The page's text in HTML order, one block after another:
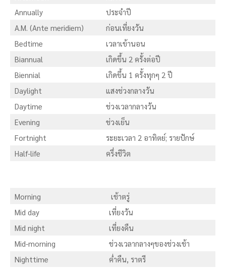
Annually
ประจำปี
A.M. (Ante meridiem)
ก่อนเที่ยงวัน
Bedtime
เวลาเข้านอน
Biannual
เกิดขึ้น 2 ครั้งต่อปี
Biennial
เกิดขึ้น 1 ครั้งทุกๆ 2 ปี
Daylight
แสงช่วงกลางวัน
Daytime
ช่วงเวลากลางวัน
Evening
ช่วงเย็น
Fortnight
ระยะเวลา 2 อาทิตย์; รายปักษ์
Half-life
ครึ่งชีวิต
Morning
เช้าตรู่
Mid day
เที่ยงวัน
Mid night
เที่ยงคืน
Mid-morning
ช่วงเวลากลางๆของช่วงเช้า
Nighttime
ค่ำคืน, ราตรี